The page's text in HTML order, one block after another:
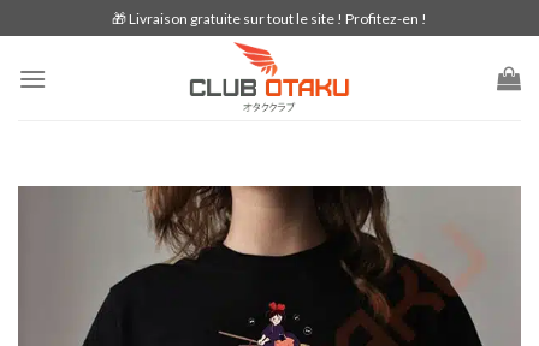
to
content
🎁 Livraison gratuite sur tout le site ! Profitez-en !